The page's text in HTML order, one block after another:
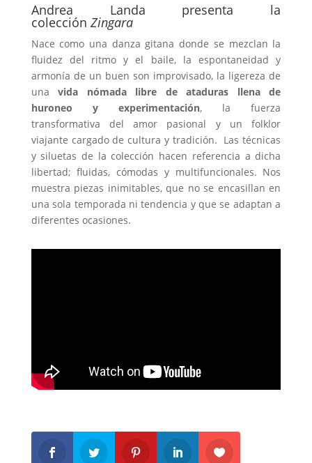
Andrea Landa presenta la
colección Zingara
Nace como una danza gitana donde se mezclan la
fluidez del ritmo y el baile, la espontaneidad y
armonía de un buen son improvisado, la ligereza de
unavida nómada libre de ataduras llena de
huroneo y experimentación, la fuerza
transformativa del amor pasional y un folklor
viajante cargado de cultura y tradición. Las técnicas
y siluetas de la colección hacen referencia a dicha
libertad; fluidas, cómodas y multifuncionales. Nos
muestra piezas inimitables, que no se encasillan en
una sola temporada ni tendencia y que se adaptan a
diferentes ocasiones.